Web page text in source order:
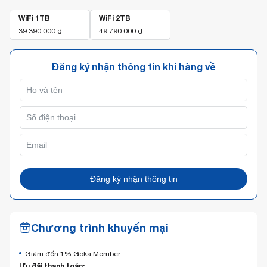
WiFi 1TB
39.390.000 ₫
WiFi 2TB
49.790.000 ₫
Đăng ký nhận thông tin khi hàng về
Đăng ký nhận thông tin
Chương trình khuyến mại
Giảm đến 1% Goka Member